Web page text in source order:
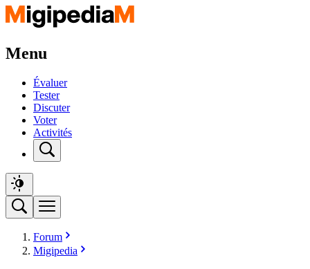
Menu
Évaluer
Tester
Discuter
Voter
Activités
Forum
Migipedia